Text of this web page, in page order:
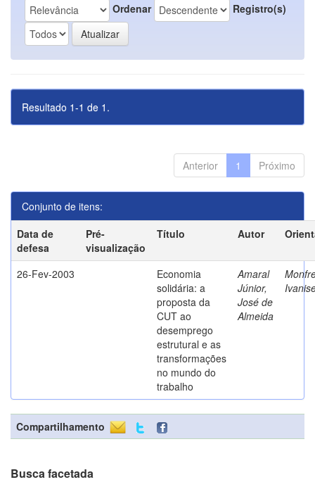
Ordenar Registro(s)
Resultado 1-1 de 1.
Anterior 1 Próximo
Conjunto de itens:
Data de
defesa
Pré-
visualização
Título Autor
26-Fev-2003
Economia
solidária: a
proposta da
CUT ao
desemprego
estrutural e as
transformações
no mundo do
trabalho
Amaral
Júnior,
José de
Almeida
Compartilhamento
Busca facetada